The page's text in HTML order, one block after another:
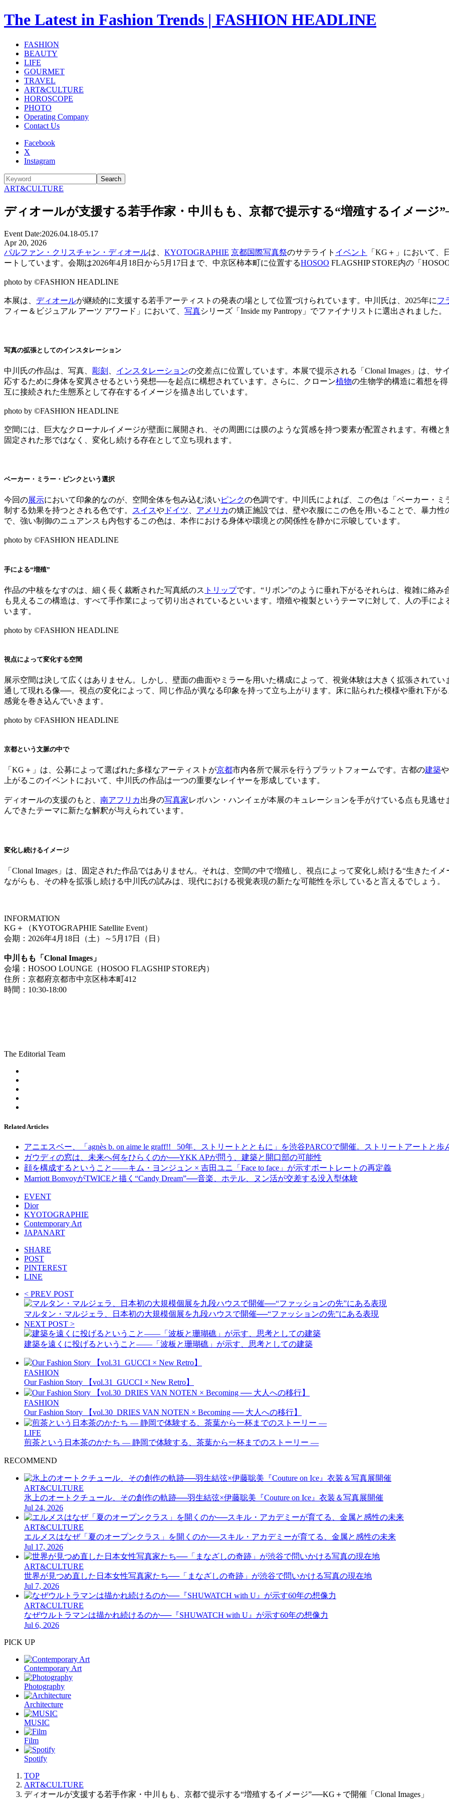
The Latest in Fashion Trends | FASHION HEADLINE
FASHION
BEAUTY
LIFE
GOURMET
TRAVEL
ART&CULTURE
HOROSCOPE
PHOTO
Operating Company
Contact Us
Facebook
X
Instagram
Search
ART&CULTURE
ディオールが支援する若手作家・中川もも、京都で提示する“増殖するイメージ
Event Date:2026.04.18-05.17
Apr 20, 2026
パルファン・クリスチャン・ディオールは、 KYOTOGRAPHIE 京都国際写真祭のサテライト イベント 「KG＋」において、日
ートしています。会期は2026年4月18日から5月17日まで、中京区柿本町に位置するHOSOO FLAGSHIP STORE内の「
photo by ©FASHION HEADLINE
本展は、 ディオールが継続的に支援する若手アーティストの発表の場として位置づけられています。中川氏は、2025年にフ
フィー＆ビジュアル アーツ アワード」において、 写真シリーズ「Inside my Pantropy」でファイナリストに選出されました。
写真の拡張としてのインスタレーション
中川氏の作品は、写真、 彫刻 インスタレーションの交差点に位置しています。本展で提示される「Clonal Images」は、
応するために身体を変異させるという発想──を起点に構想されています。さらに、クローン植物の生物学的構造に着想を
互に接続された生態系として存在するイメージを描き出しています。
photo by ©FASHION HEADLINE
空間には、巨大なクローナルイメージが壁面に展開され、その周囲には膜のような質感を持つ要素が配置されます。有機
固定された形ではなく、変化し続ける存在として立ち現れます。
ベーカー・ミラー・ピンクという選択
今回の展示において印象的なのが、空間全体を包み込む淡い ピンクの色調です。中川氏によれば、この色は「ベーカー・
制する効果を持つとされる色です。
スイスや ドイツ アメリカの矯正施設では、壁や衣服にこの色を用いることで、暴力
で、強い制御のニュアンスも内包するこの色は、本作における身体や環境との関係性を静かに示唆しています。
photo by ©FASHION HEADLINE
手による“増殖”
作品の中核をなすのは、細く長く裁断された写真紙のス トリップです。“リボン”のように垂れ下がるそれらは、複雑に絡
も見えるこの構造は、すべて手作業によって切り出されているといいます。増殖や複製というテーマに対して、人の手に
います。
photo by ©FASHION HEADLINE
視点によって変化する空間
展示空間は決して広くはありません。しかし、壁面の曲面やミラーを用いた構成によって、視覚体験は大きく拡張されて
通して現れる像──。視点の変化によって、同じ作品が異なる印象を持って立ち上がります。床に貼られた模様や垂れ下が
感覚を巻き込んでいきます。
photo by ©FASHION HEADLINE
京都という文脈の中で
「KG＋」は、公募によって選ばれた多様なアーティストが京都市内各所で展示を行うプラットフォームです。古都の建築
上がるこのイベントにおいて、中川氏の作品は一つの重要なレイヤーを形成しています。
ディオールの支援のもと、 南アフリカ出身の写真家レボハン・ハンイェが本展のキュレーションを手がけている点も見逃
んできたテーマに新たな解釈が与えられています。
変化し続けるイメージ
「Clonal Images」は、固定された作品ではありません。それは、空間の中で増殖し、視点によって変化し続ける“生きたイ
ながらも、その枠を拡張し続ける中川氏の試みは、現代における視覚表現の新たな可能性を示していると言えるでしょう。
INFORMATION
KG＋（KYOTOGRAPHIE Satellite Event）
会期：2026年4月18日（土）～5月17日（日）
中川もも「Clonal Images」
会場：HOSOO LOUNGE（HOSOO FLAGSHIP STORE内）
住所：京都府京都市中京区柿本町412
時間：10:30-18:00
The Editorial Team
Related Articles
アニエスベー、「agnès b. on aime le graff!! _50年、ストリートとともに」を渋谷PARCOで開催。ストリートアートと歩
ガウディの窓は、未来へ何をひらくのか──YKK APが問う、建築と開口部の可能性
顔を構成するということ——キム・ヨンジュン × 吉田ユニ「Face to face」が示すポートレートの再定義
Marriott BonvoyがTWICEと描く“Candy Dream”──音楽、ホテル、ヌン活が交差する没入型体験
EVENT
Dior
KYOTOGRAPHIE
Contemporary Art
JAPANART
SHARE
POST
PINTEREST
LINE
< PREV POST
マルタン・マルジェラ、日本初の大規模個展を九段ハウスで開催──“ファッションの先”にある表現
NEXT POST >
建築を遠くに投げるということ——「波板と珊瑚礁」が示す、思考としての建築
FASHION
Our Fashion Story 【vol.31_GUCCI × New Retro】
FASHION
Our Fashion Story 【vol.30_DRIES VAN NOTEN × Becoming ── 大人への移行】
LIFE
煎茶という日本茶のかたち — 静岡で体験する、茶葉から一杯までのストーリー —
RECOMMEND
ART&CULTURE
氷上のオートクチュール、その創作の軌跡──羽生結弦×伊藤聡美『Couture on Ice』衣装＆写真展開催
Jul 24, 2026
ART&CULTURE
エルメスはなぜ「夏のオープンクラス」を開くのか──スキル・アカデミーが育てる、金属と感性の未来
Jul 17, 2026
ART&CULTURE
世界が見つめ直した日本女性写真家たち──「まなざしの奇跡」が渋谷で問いかける写真の現在地
Jul 7, 2026
ART&CULTURE
なぜウルトラマンは描かれ続けるのか──『SHUWATCH with U』が示す60年の想像力
Jul 6, 2026
PICK UP
Contemporary Art
Photography
Architecture
MUSIC
Film
Spotify
TOP
ART&CULTURE
ディオールが支援する若手作家・中川もも、京都で提示する“増殖するイメージ”──KG＋で開催「Clonal Images」